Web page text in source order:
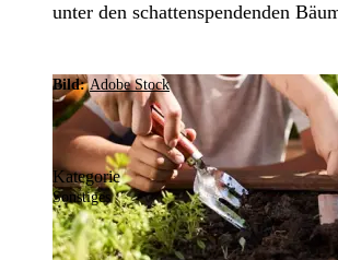
unter den schattenspendenden
Bild:Adobe Stock
Kategorie
Sonstiges